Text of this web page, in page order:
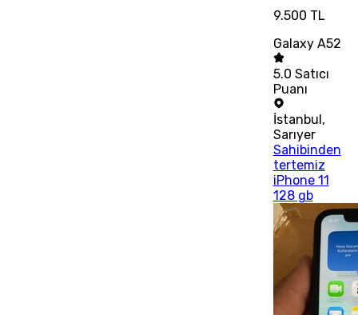
9.500 TL
Galaxy A52
5.0 Satıcı
Puanı
İstanbul,
Sarıyer
Sahibinden
tertemiz
iPhone 11
128 gb